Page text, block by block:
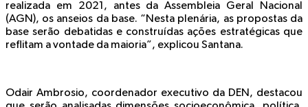
realizada em 2021, antes da Assembleia Geral Nacional
(AGN), os anseios da base. “Nesta plenária, as propostas da
base serão debatidas e construídas ações estratégicas que
reflitam a vontade da maioria”, explicou Santana.
Odair Ambrosio, coordenador executivo da DEN, destacou